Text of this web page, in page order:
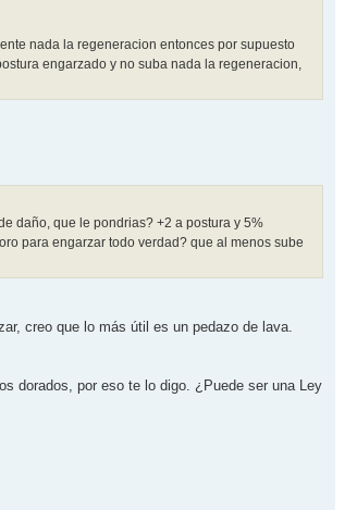
nada la regeneracion entonces por supuesto
engarzado y no suba nada la regeneracion,
daño, que le pondrias? +2 a postura y 5%
para engarzar todo verdad? que al menos sube
creo que lo más útil es un pedazo de lava.
dorados, por eso te lo digo. ¿Puede ser una Ley